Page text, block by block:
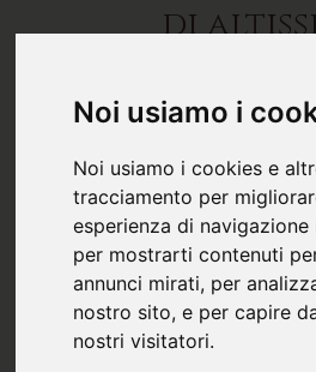
Noi usiamo i
Noi usiamo i cookies e
tracciamento per
esperienza di
per mostrarti contenuti
annunci mirati, per
nostro sito, e per capire
nostri visitatori.
di